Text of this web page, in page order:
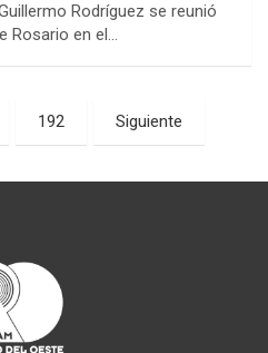
Rodríguez se reunió
Rosario en el…
192 Siguiente